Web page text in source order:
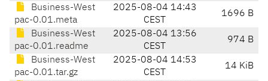
Business-West
pac-0.01.meta
2025-08-04 14:43
CEST
1696 B
Business-West
pac-0.01.readme
2025-08-04 13:56
CEST
974 B
Business-West
pac-0.01.tar.gz
2025-08-04 14:53
CEST
14 KiB